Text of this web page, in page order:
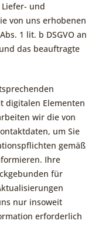
und
von uns erhobenen
1 lit. b DSGVO an
das beauftragte
digitalen Elementen
wir die von
um Sie
gemäß
Ihre
für
nur insoweit
erforderlich